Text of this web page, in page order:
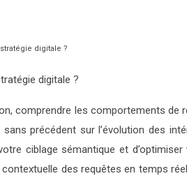
digitale ?
digitale ?
comprendre les comportements
précédent sur l’évolution des
ciblage sémantique et
des requêtes en temps